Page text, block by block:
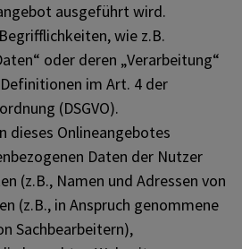
ausgeführt wird.
wie z.B.
oder deren „Verarbeitung“
im Art. 4 der
(DSGVO).
dieses Onlineangebotes
Daten der Nutzer
(z.B., Namen und Adressen von
(z.B., in Anspruch genommene
Sachbearbeitern),